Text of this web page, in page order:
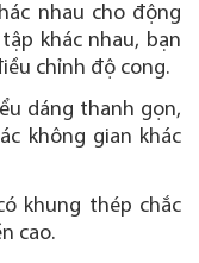
nhau cho động
khác nhau, bạn
chỉnh độ cong.
dáng thanh gọn,
không gian khác
khung thép chắc
cao.